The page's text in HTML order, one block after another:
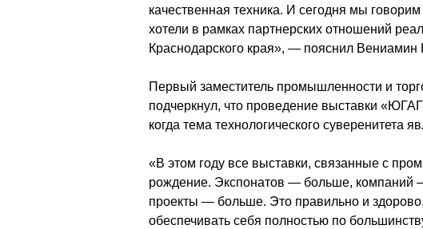
качественная техника. И сегодня мы
хотели в рамках партнерских отношений
Краснодарского края», — пояснил Вениамин
Первый заместитель промышленности и
подчеркнул, что проведение выставки
когда тема технологического суверенитета
«В этом году все выставки, связанные с
рождение. Экспонатов — больше, компаний
проекты — больше. Это правильно и
обеспечивать себя полностью по